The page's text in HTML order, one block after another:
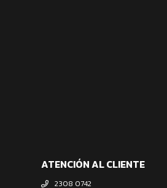
ATENCIÓN AL CLIENTE
2308 0742